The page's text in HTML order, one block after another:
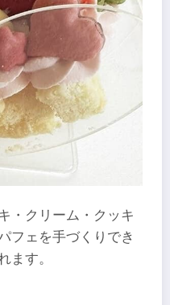
・クリーム・クッキ
フェを手づくりでき
ます。